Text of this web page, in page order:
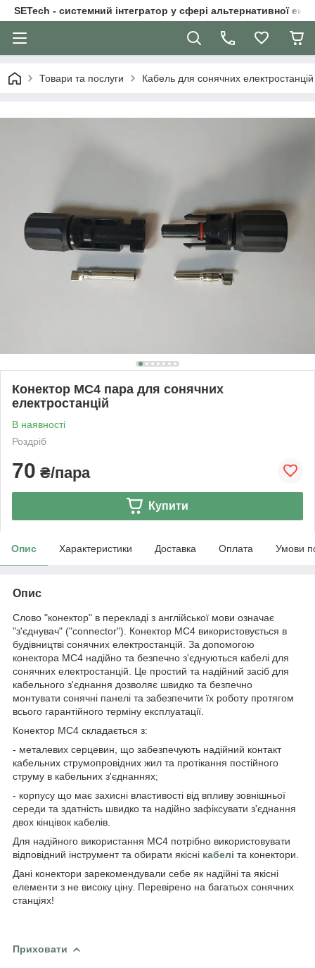
SETech - системний інтегратор у сфері альтернативної
Товари та послуги Кабель для сонячних електростанцій
Конектор МС4 пара для сонячних
електростанцій
В наявності
Роздріб
70 ₴/пара
Купити
Опис Характеристики Доставка Оплата Умови
Опис
Слово "конектор" в перекладі з англійської мови означає
"з'єднувач" ("connector"). Конектор МС4 використовується в
будівництві сонячних електростанцій. За допомогою
конектора МС4 надійно та безпечно з'єднуються кабелі для
сонячних електростанцій. Це простий та надійний засіб для
кабельного з'єднання дозволяє швидко та безпечно
монтувати сонячні панелі та забезпечити їх роботу протягом
всього гарантійного терміну експлуатації.
Конектор МС4 складається з:
- металевих серцевин, що забезпечують надійний контакт
кабельних струмопровідних жил та протікання постійного
струму в кабельних з'єднаннях;
- корпусу що має захисні властивості від впливу зовнішньої
середи та здатність швидко та надійно зафіксувати з'єднання
двох кінцівок кабелів.
Для надійного використання МС4 потрібно використовувати
відповідний інструмент та обирати якісні кабелі та конектори.
Дані конектори зарекомендували себе як надійні та якісні
елементи з не високу ціну. Перевірено на багатьох сонячних
станціях!
Приховати